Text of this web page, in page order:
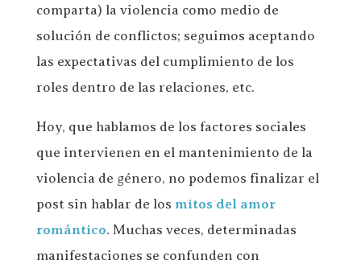
comparta) la violencia como medio de
solución de conflictos; seguimos aceptando
las expectativas del cumplimiento de los
roles dentro de las relaciones, etc.
Hoy, que hablamos de los factores sociales
que intervienen en el mantenimiento de la
violencia de género, no podemos finalizar el
post sin hablar de los mitos del amor
romántico. Muchas veces, determinadas
manifestaciones se confunden con